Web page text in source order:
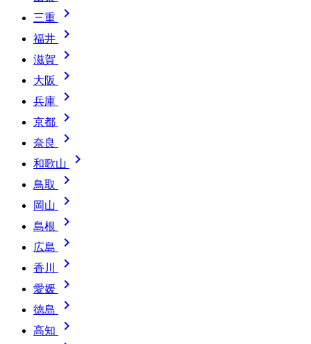
三重 
福井 
滋賀 
大阪 
兵庫 
京都 
奈良 
和歌山 
鳥取 
岡山 
島根 
広島 
香川 
愛媛 
徳島 
高知 